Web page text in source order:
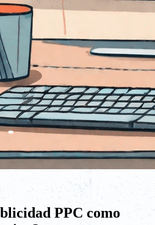
PPC como